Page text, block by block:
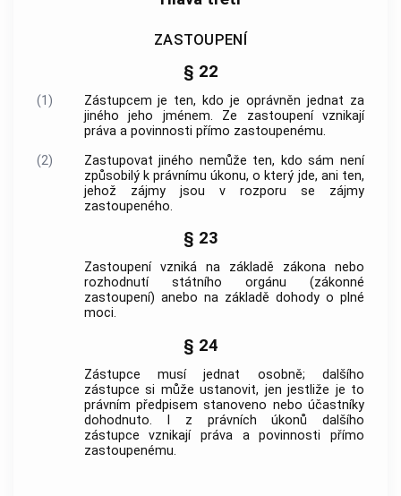
ZASTOUPENÍ
§ 22
(1) Zástupcem je ten, kdo je oprávněn jednat za
jiného jeho jménem. Ze zastoupení vznikají
práva a povinnosti přímo zastoupenému.
(2)
Zastupovat jiného nemůže ten, kdo sám není
způsobilý k právnímu úkonu, o který jde, ani ten,
jehož zájmy jsou v rozporu se zájmy
zastoupeného.
§ 23
Zastoupení vzniká na základě zákona nebo
rozhodnutí státního orgánu (zákonné
zastoupení) anebo na základě dohody o plné
moci.
§ 24
Zástupce musí jednat osobně; dalšího
zástupce si může ustanovit, jen jestliže je to
právním předpisem stanoveno nebo účastníky
dohodnuto. I z právních úkonů dalšího
zástupce vznikají práva a povinnosti přímo
zastoupenému.